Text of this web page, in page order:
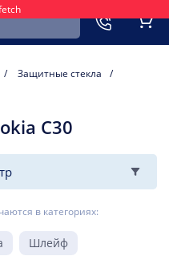
устройства
Защитные стекла
C30
в категориях:
Шлейф